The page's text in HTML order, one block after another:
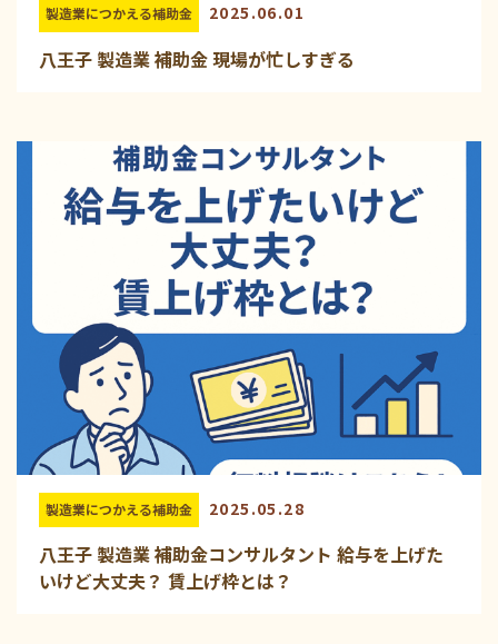
製造業につかえる補助金 2025.06.01
八王子 製造業 補助金 現場が忙しすぎる
製造業につかえる補助金 2025.05.28
八王子 製造業 補助金コンサルタント 給与を上げた
いけど大丈夫？ 賃上げ枠とは？